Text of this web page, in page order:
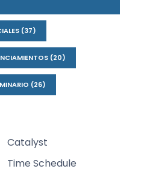
(37)
(20)
(26)
Catalyst
Time Schedule